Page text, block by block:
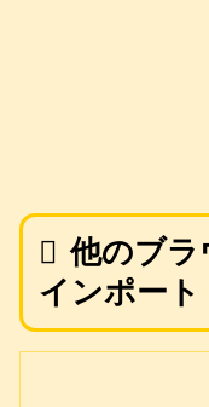
他のブラ
インポート